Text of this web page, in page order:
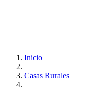
Inicio
Casas Rurales